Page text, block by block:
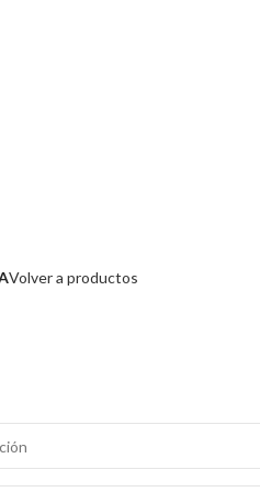
Volver a productos